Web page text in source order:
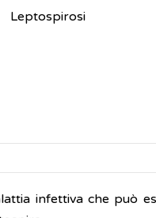
Leptospirosi
infettiva che può